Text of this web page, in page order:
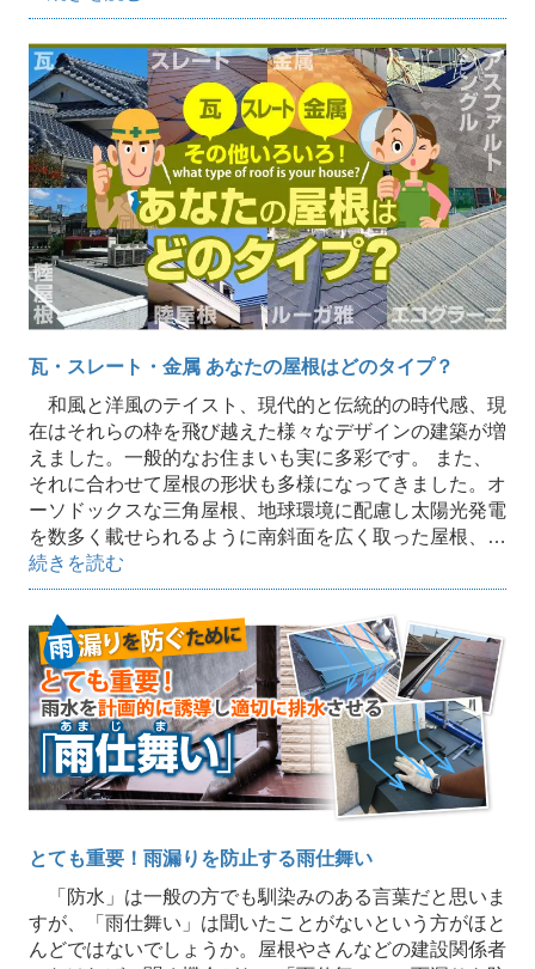
瓦・スレート・金属 あなたの屋根はどのタイプ？
和風と洋風のテイスト、現代的と伝統的の時代感、現
在はそれらの枠を飛び越えた様々なデザインの建築が増
えました。一般的なお住まいも実に多彩です。 また、
それに合わせて屋根の形状も多様になってきました。オ
ーソドックスな三角屋根、地球環境に配慮し太陽光発電
を数多く載せられるように南斜面を広く取った屋根、…
続きを読む
とても重要！雨漏りを防止する雨仕舞い
「防水」は一般の方でも馴染みのある言葉だと思いま
すが、「雨仕舞い」は聞いたことがないという方がほと
んどではないでしょうか。屋根やさんなどの建設関係者